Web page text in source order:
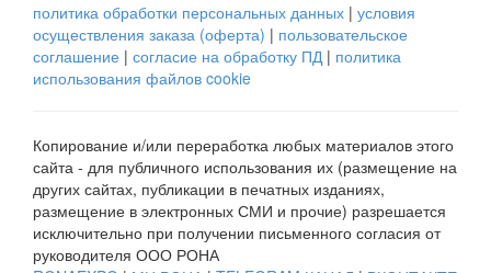
политика обработки персональных данных | условия
осуществления заказа (оферта) | пользовательское
соглашение | согласие на обработку ПД| политика
использования файлов cookie
Копирование и/или переработка любых материалов этого
сайта - для публичного использования их (размещение на
других сайтах, публикации в печатных изданиях,
размещение в электронных СМИ и прочие) разрешается
исключительно при получении письменного согласия от
руководителя ООО РОНА